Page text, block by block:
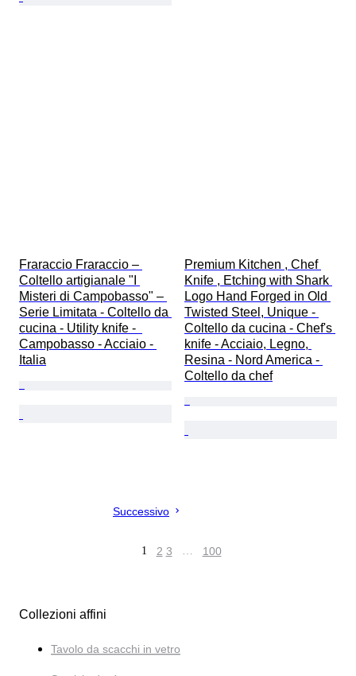
Fraraccio Fraraccio –
Coltello artigianale "I
Misteri di Campobasso" –
Serie Limitata - Coltello da
cucina - Utility knife -
Campobasso - Acciaio -
Italia
Premium Kitchen , Chef
Knife , Etching with Shark
Logo Hand Forged in Old
Twisted Steel, Unique -
Coltello da cucina - Chef's
knife - Acciaio, Legno,
Resina - Nord America -
Coltello da chef
Successivo
1 2 3 … 100
Collezioni affini
Tavolo da scacchi in vetro